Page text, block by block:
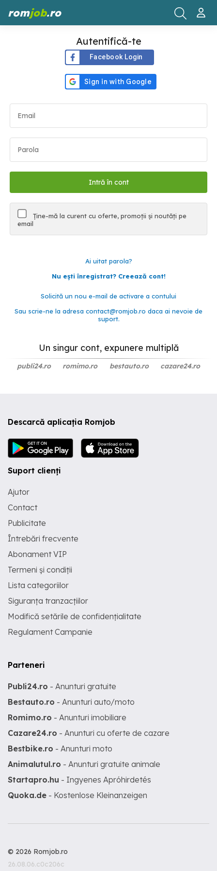
romjob.ro
Autentifică-te
Facebook Login
Ține-mă la curent cu oferte, promoții și noutăți pe
email
Ai uitat parola?
Nu ești înregistrat? Creează cont!
Solicită un nou e-mail de activare a contului
Sau scrie-ne la adresa contact@romjob.ro daca ai nevoie de
suport.
Un singur cont, expunere multiplă
publi24.ro romimo.ro bestauto.ro cazare24.ro
Descarcă aplicația Romjob
Suport clienți
Ajutor
Contact
Publicitate
Întrebări frecvente
Abonament VIP
Termeni și condiții
Lista categoriilor
Siguranța tranzacțiilor
Modifică setările de confidențialitate
Regulament Campanie
Parteneri
Publi24.ro - Anunturi gratuite
Bestauto.ro - Anunturi auto/moto
Romimo.ro - Anunturi imobiliare
Cazare24.ro - Anunturi cu oferte de cazare
Bestbike.ro - Anunturi moto
Animalutul.ro - Anunturi gratuite animale
Startapro.hu - Ingyenes Apróhirdetés
Quoka.de - Kostenlose Kleinanzeigen
© 2026 Romjob.ro
26.08.06.c0c206c